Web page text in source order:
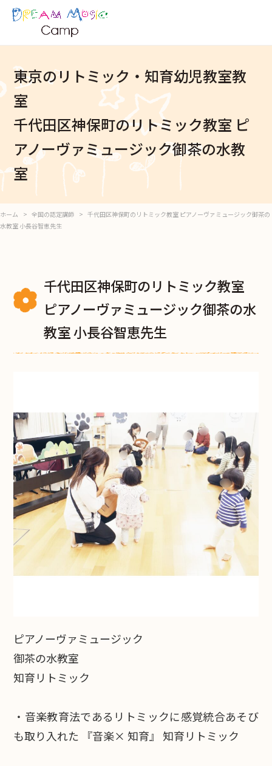
東京のリトミック・知育幼児教室教
室
千代田区神保町のリトミック教室 ピ
アノーヴァミュージック御茶の水教
室
ホーム 全国の認定講師
千代田区神保町のリトミック教室 ピアノーヴァミュージック御茶の
水教室 小長谷智恵先生
千代田区神保町のリトミック教室
ピアノーヴァミュージック御茶の水
教室 小長谷智恵先生
ピアノーヴァミュージック
御茶の水教室
知育リトミック
・音楽教育法であるリトミックに感覚統合あそび
も取り入れた 『音楽× 知育』 知育リトミック